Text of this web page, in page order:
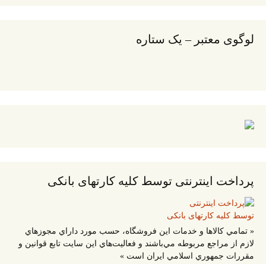
لوگوی معتبر – یک ستاره
پرداخت اینترنتی توسط کلیه کارتهای بانکی
« تمامي كالاها و خدمات اين فروشگاه، حسب مورد داراي مجوزهاي
لازم از مراجع مربوطه مي‌باشند و فعاليت‌هاي اين سايت تابع قوانين و
مقررات جمهوري اسلامي ايران است »